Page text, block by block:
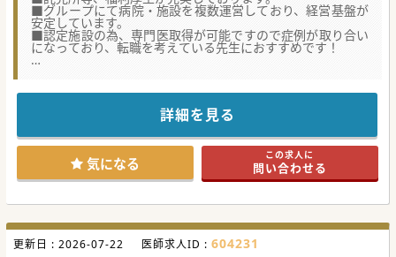
■グループにて病院・施設を複数運営しており、経営基盤が
安定しています。
■認定施設の為、専門医取得が可能ですので症例が取り合い
になっており、転職を考えている先生におすすめです！
いますのでご安心ください。
☆法人全体で急なお休み等に対してバックアップできる態勢
☆経験を問わず意欲のある先生方により輝いて活き活きと勤
務していただくために出来る限りの環境を提供しています。
#秋入職可
詳細を見る
気になる この求人に
問い合わせる
更新日 : 2026-07-22 医師求人ID : 604231